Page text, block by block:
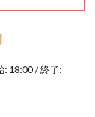
: 18:00 / 終了: